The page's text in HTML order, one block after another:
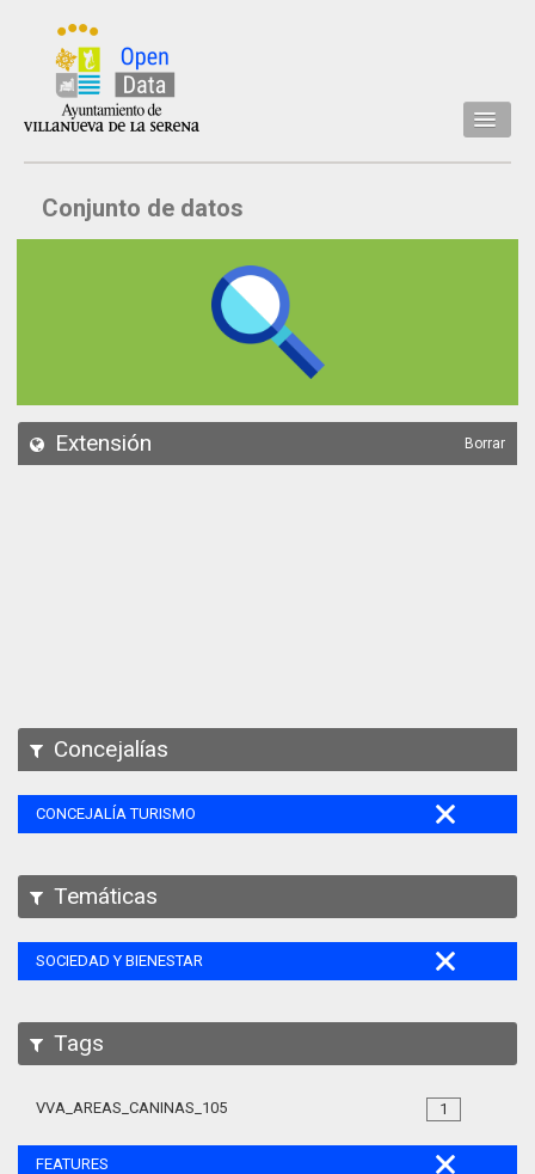
Inicio
Datos
API
Conjunto de datos
Extensión Borrar
Concejalías
CONCEJALÍA TURISMO
Temáticas
SOCIEDAD Y BIENESTAR
Tags
1
VVA_AREAS_CANINAS_105
FEATURES